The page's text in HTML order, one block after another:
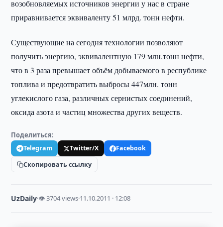
возобновляемых источников энергии у нас в стране
приравнивается эквиваленту 51 млрд. тонн нефти.
Существующие на сегодня технологии позволяют
получить энергию, эквивалентную 179 млн.тонн нефти,
что в 3 раза превышает объём добываемого в республике
топлива и предотвратить выбросы 447млн. тонн
углекислого газа, различных сернистых соединений,
оксида азота и частиц множества других веществ.
Поделиться:
Telegram Twitter/X
Facebook
Скопировать ссылку
UzDaily·👁 3704 views·11.10.2011 · 12:08